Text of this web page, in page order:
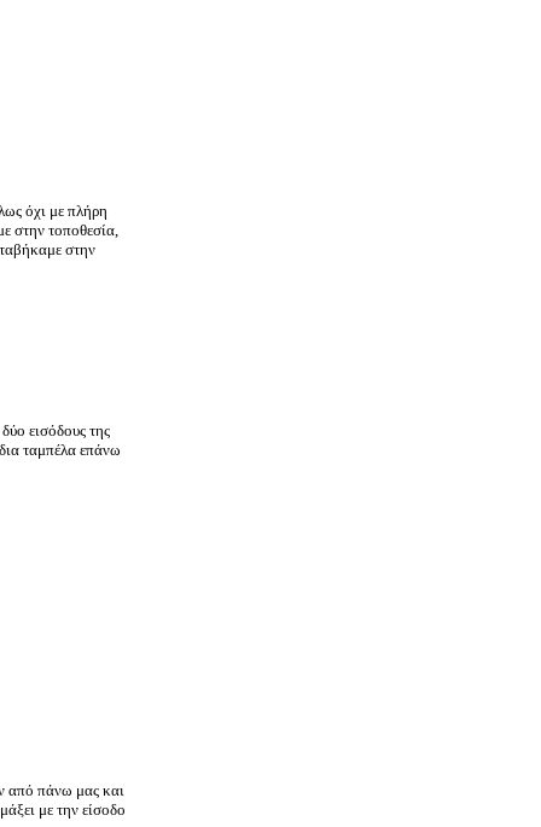
όχι με πλήρη
στην τοποθεσία,
στην
εισόδους της
ταμπέλα επάνω
από πάνω μας και
με την είσοδο